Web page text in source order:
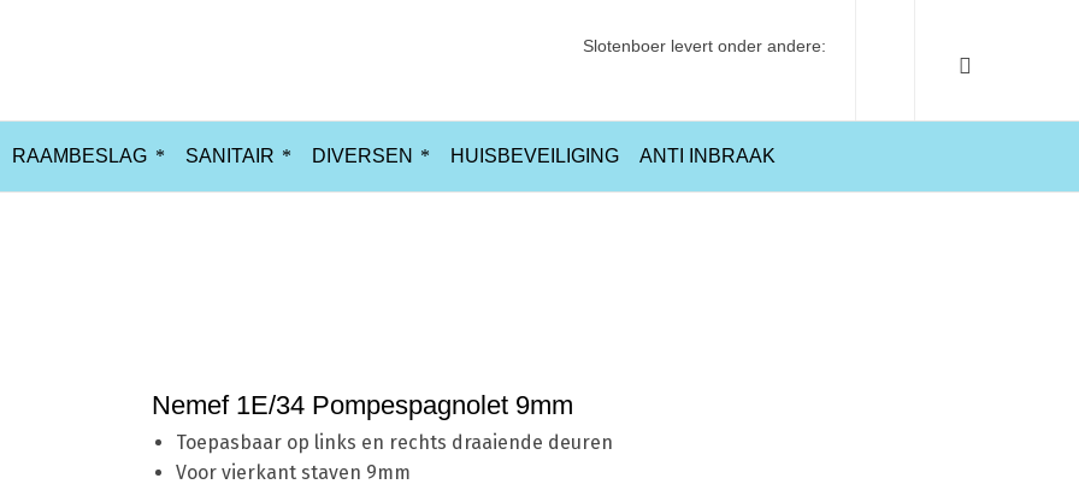
Slotenboer levert onder andere:
RAAMBESLAG SANITAIR DIVERSEN HUISBEVEILIGING ANTI INBRAAK
Nemef 1E/34 Pompespagnolet 9mm
Toepasbaar op links en rechts draaiende deuren
Voor vierkant staven 9mm